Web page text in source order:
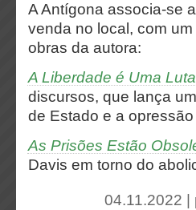
A Antígona associa-se
venda no local, com
obras da autora:
A Liberdade é Uma
discursos, que lança
de Estado e a
As Prisões Estão
Davis em torno do
04.11.2022 |